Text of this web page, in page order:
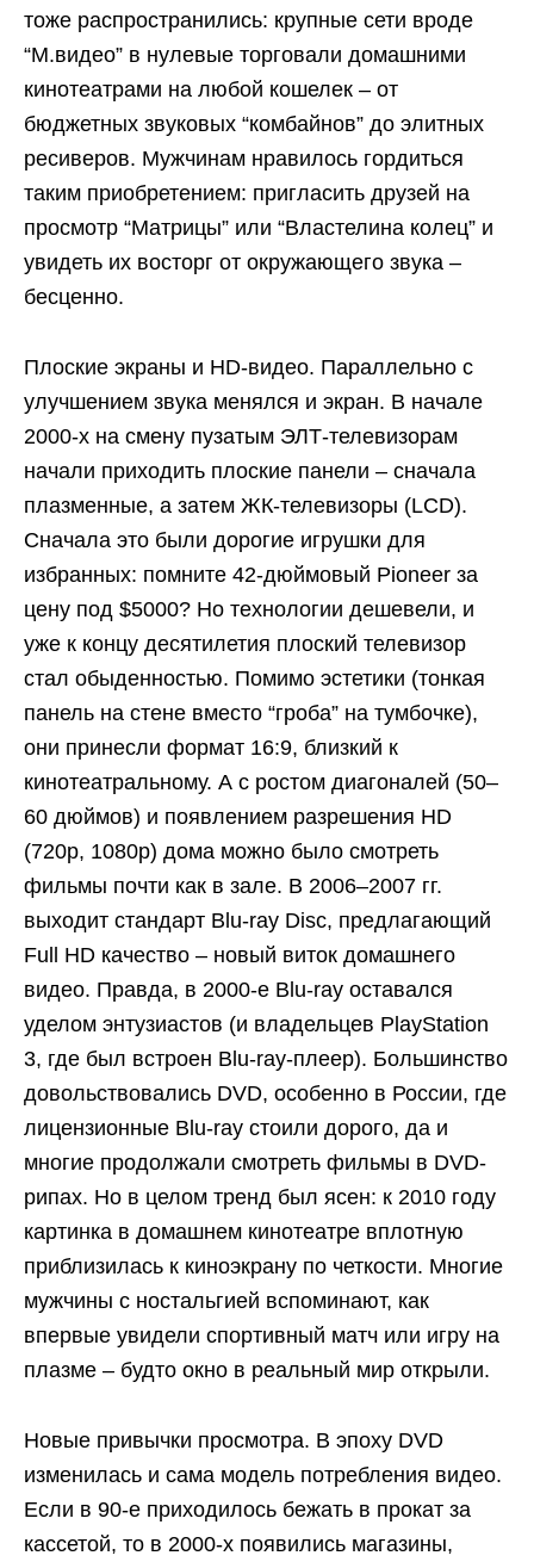
тоже распространились: крупные сети вроде
“М.видео” в нулевые торговали домашними
кинотеатрами на любой кошелек – от
бюджетных звуковых “комбайнов” до элитных
ресиверов. Мужчинам нравилось гордиться
таким приобретением: пригласить друзей на
просмотр “Матрицы” или “Властелина колец” и
увидеть их восторг от окружающего звука –
бесценно.
Плоские экраны и HD-видео. Параллельно с
улучшением звука менялся и экран. В начале
2000-х на смену пузатым ЭЛТ-телевизорам
начали приходить плоские панели – сначала
плазменные, а затем ЖК-телевизоры (LCD).
Сначала это были дорогие игрушки для
избранных: помните 42-дюймовый Pioneer за
цену под $5000? Но технологии дешевели, и
уже к концу десятилетия плоский телевизор
стал обыденностью. Помимо эстетики (тонкая
панель на стене вместо “гроба” на тумбочке),
они принесли формат 16:9, близкий к
кинотеатральному. А с ростом диагоналей (50–
60 дюймов) и появлением разрешения HD
(720p, 1080p) дома можно было смотреть
фильмы почти как в зале. В 2006–2007 гг.
выходит стандарт Blu-ray Disc, предлагающий
Full HD качество – новый виток домашнего
видео. Правда, в 2000-е Blu-ray оставался
уделом энтузиастов (и владельцев PlayStation
3, где был встроен Blu-ray-плеер). Большинство
довольствовались DVD, особенно в России, где
лицензионные Blu-ray стоили дорого, да и
многие продолжали смотреть фильмы в DVD-
рипах. Но в целом тренд был ясен: к 2010 году
картинка в домашнем кинотеатре вплотную
приблизилась к киноэкрану по четкости. Многие
мужчины с ностальгией вспоминают, как
впервые увидели спортивный матч или игру на
плазме – будто окно в реальный мир открыли.
Новые привычки просмотра. В эпоху DVD
изменилась и сама модель потребления видео.
Если в 90-е приходилось бежать в прокат за
кассетой, то в 2000-х появились магазины,